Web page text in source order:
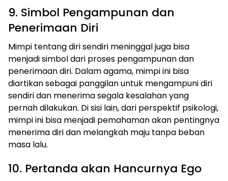
9. Simbol Pengampunan dan
Penerimaan Diri
Mimpi tentang diri sendiri meninggal juga bisa
menjadi simbol dari proses pengampunan dan
penerimaan diri. Dalam agama, mimpi ini bisa
diartikan sebagai panggilan untuk mengampuni diri
sendiri dan menerima segala kesalahan yang
pernah dilakukan. Di sisi lain, dari perspektif psikologi,
mimpi ini bisa menjadi pemahaman akan pentingnya
menerima diri dan melangkah maju tanpa beban
masa lalu.
10. Pertanda akan Hancurnya Ego